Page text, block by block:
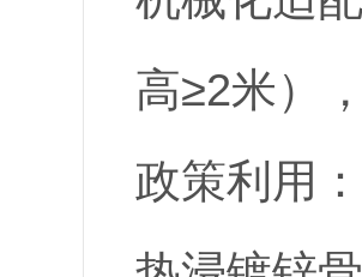
高≥2米）
政策利用